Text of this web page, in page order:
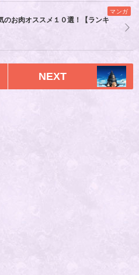
マンガ
のお肉オススメ１０選！【ランキ
NEXT